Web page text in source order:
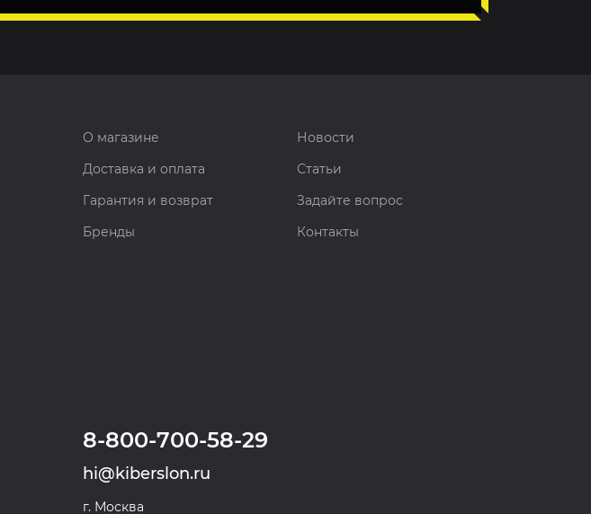
О магазине
Новости
Доставка и оплата
Статьи
Гарантия и возврат
Задайте вопрос
Бренды
Контакты
8-800-700-58-29
hi@kiberslon.ru
г. Москва